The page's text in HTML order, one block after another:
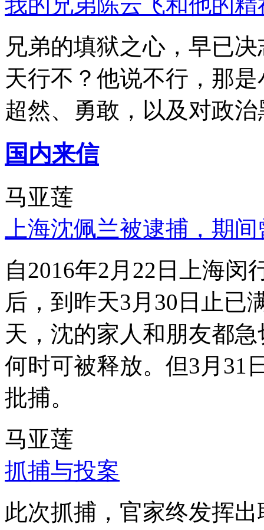
我的兄弟陈云飞和他的
兄弟的填狱之心，早已
天行不？他说不行，那
超然、勇敢，以及对政
国内来信
马亚莲
上海沈佩兰被逮捕，期
自2016年2月22日上海
后，到昨天3月30日止已
天，沈的家人和朋友都
何时可被释放。但3月31
批捕。
马亚莲
抓捕与投案
此次抓捕，官家终发挥